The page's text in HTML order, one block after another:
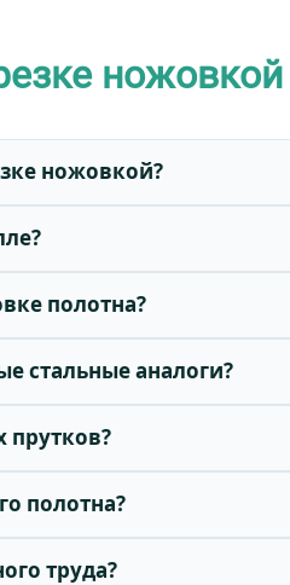
ножовкой
ножовкой?
полотна?
стальные аналоги?
прутков?
полотна?
труда?